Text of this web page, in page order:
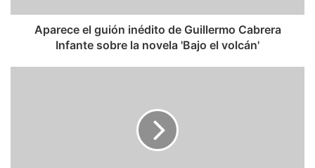
sobre
Aparece el guión inédito de Guillermo Cabrera
Infante sobre la novela 'Bajo el volcán'